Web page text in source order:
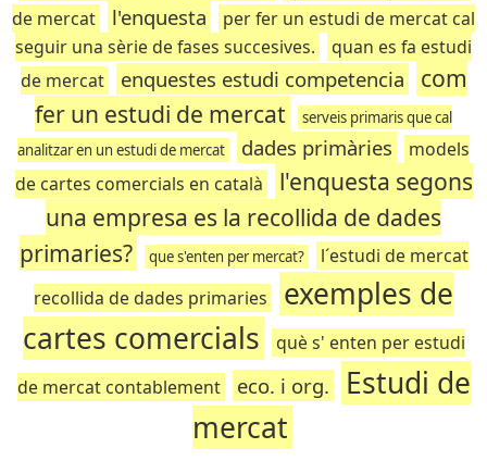
de mercat
l'enquesta
per fer un estudi de mercat cal
seguir una sèrie de fases succesives.
quan es fa estudi
de mercat
enquestes estudi competencia
com
fer un estudi de mercat
serveis primaris que cal
analitzar en un estudi de mercat
dades primàries
models
de cartes comercials en català
l'enquesta segons
una empresa es la recollida de dades
primaries?
que s'enten per mercat?
l´estudi de mercat
recollida de dades primaries
exemples de
cartes comercials
què s' enten per estudi
de mercat contablement
eco. i org.
Estudi de
mercat